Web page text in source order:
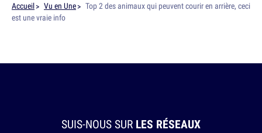
Accueil Vu en Une
Top 2 des animaux qui peuvent courir en arrière, ceci
est une vraie info
SUIS-NOUS SUR LES RÉSEAUX